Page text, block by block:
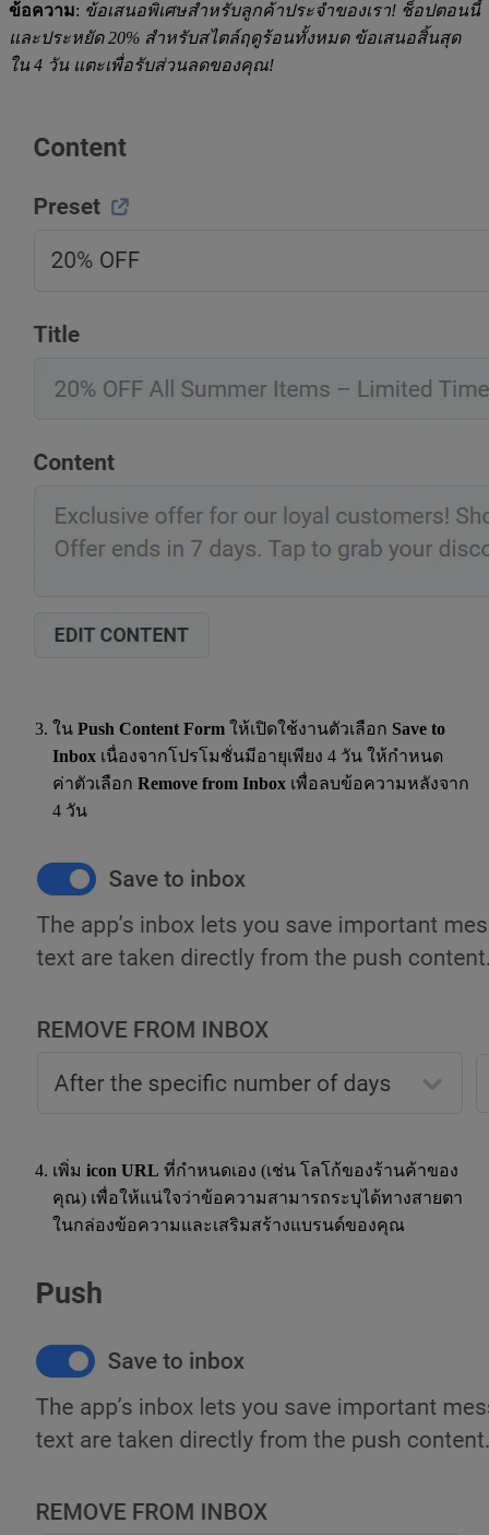
ข้อความ: ข้อเสนอพิเศษสำหรับลูกค้าประจำของเรา! ช็อปตอนนี้
และประหยัด 20% สำหรับสไตล์ฤดูร้อนทั้งหมด ข้อเสนอสิ้นสุด
ใน 4 วัน แตะเพื่อรับส่วนลดของคุณ!
ใน Push Content Form ให้เปิดใช้งานตัวเลือก Save to
Inbox เนื่องจากโปรโมชั่นมีอายุเพียง 4 วัน ให้กำหนด
ค่าตัวเลือก Remove from Inbox เพื่อลบข้อความหลังจาก
4 วัน
เพิ่ม icon URL ที่กำหนดเอง (เช่น โลโก้ของร้านค้าของ
คุณ) เพื่อให้แน่ใจว่าข้อความสามารถระบุได้ทางสายตา
ในกล่องข้อความและเสริมสร้างแบรนด์ของคุณ